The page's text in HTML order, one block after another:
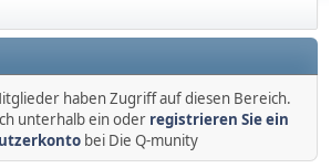
haben Zugriff auf diesen Bereich.
unterhalb ein oder registrieren Sie ein
bei Die Q-munity